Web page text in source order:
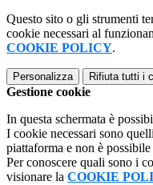
Questo sito o gli strumenti
cookie necessari al
COOKIE POLICY.
Personalizza Rifiuta tutti i
Gestione cookie
In questa schermata è
I cookie necessari sono
piattaforma e non è
Per conoscere quali sono i
visionare la COOKIE